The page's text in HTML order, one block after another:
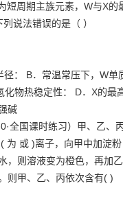
短周期主族元素，W与X的
说法错误的是（ ）
径： B．常温常压下，W单
化物热稳定性： D．X的最
碱
全国课时练习）甲、乙、
为 或 )离子，向甲中加淀粉
，则溶液变为橙色，再加
则甲、乙、丙依次含有( )